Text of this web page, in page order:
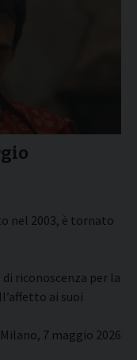
nel 2003, è tornato
riconoscenza per la
ai suoi
Milano, 7 maggio 2026